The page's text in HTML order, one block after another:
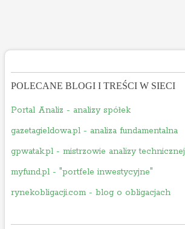
u
t
c
z
i
e
POLECANE BLOGI I TREŚCI W SIECI
Portal Analiz - analizy spółek
gazetagieldowa.pl - analiza fundamentalna
gpwatak.pl - mistrzowie analizy technicznej
myfund.pl - "portfele inwestycyjne"
rynekobligacji.com - blog o obligacjach